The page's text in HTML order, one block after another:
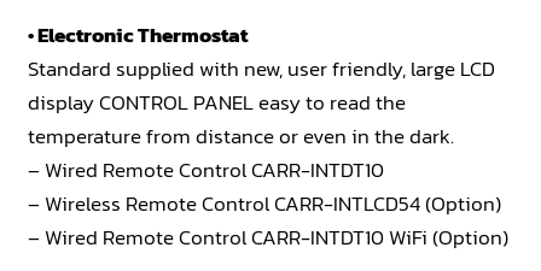
• Electronic Thermostat
Standard supplied with new, user friendly, large LCD
display CONTROL PANEL easy to read the
temperature from distance or even in the dark.
– Wired Remote Control CARR-INTDT10
– Wireless Remote Control CARR-INTLCD54 (Option)
– Wired Remote Control CARR-INTDT10 WiFi (Option)